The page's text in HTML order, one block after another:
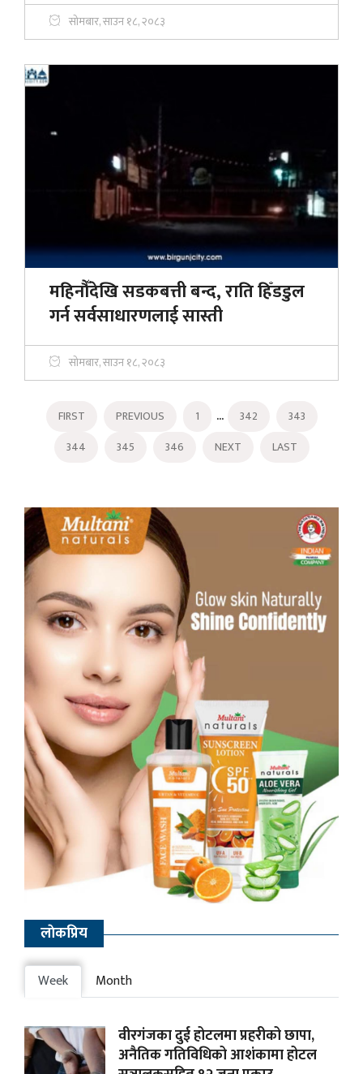
सोमबार, साउन १८, २०८३
महिनौँदेखि सडकबत्ती बन्द, राति हिँडडुल
गर्न सर्वसाधारणलाई सास्ती
सोमबार, साउन १८, २०८३
FIRST PREVIOUS 1 ... 342
343
344
345 346 NEXT LAST
लाेकप्रिय
Week Month
वीरगंजका दुई होटलमा प्रहरीको छापा,
अनैतिक गतिविधिको आशंकामा होटल